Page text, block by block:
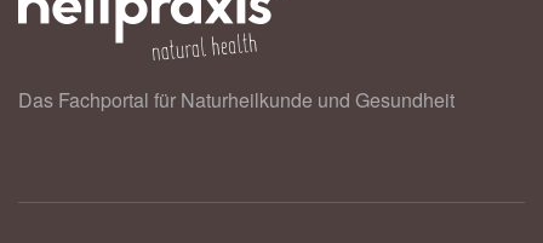
Das Fachportal für Naturheilkunde und Gesundheit